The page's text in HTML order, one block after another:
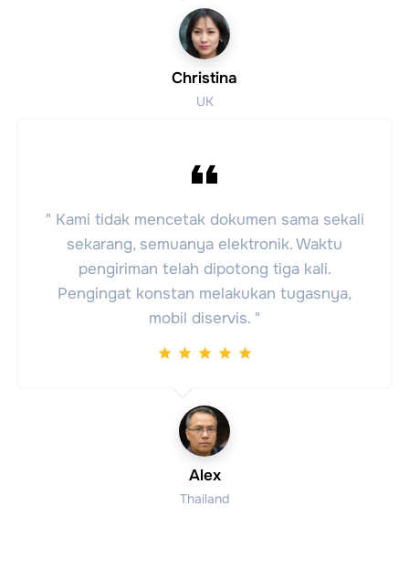
Christina
UK
" Kami tidak mencetak dokumen sama sekali
sekarang, semuanya elektronik. Waktu
pengiriman telah dipotong tiga kali.
Pengingat konstan melakukan tugasnya,
mobil diservis. "
Alex
Thailand